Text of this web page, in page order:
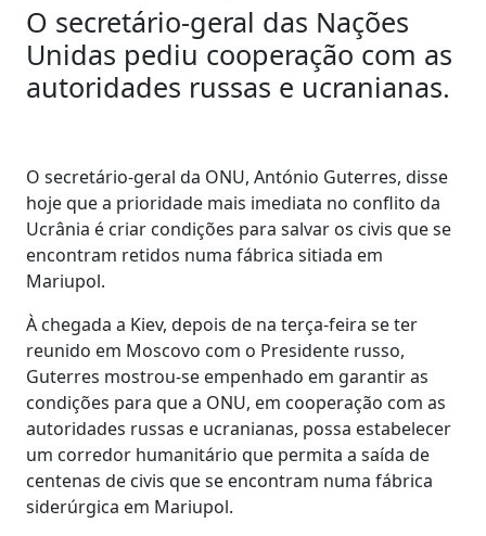
O secretário-geral das Nações
Unidas pediu cooperação com as
autoridades russas e ucranianas.
O secretário-geral da ONU, António Guterres, disse
hoje que a prioridade mais imediata no conflito da
Ucrânia é criar condições para salvar os civis que se
encontram retidos numa fábrica sitiada em
Mariupol.
À chegada a Kiev, depois de na terça-feira se ter
reunido em Moscovo com o Presidente russo,
Guterres mostrou-se empenhado em garantir as
condições para que a ONU, em cooperação com as
autoridades russas e ucranianas, possa estabelecer
um corredor humanitário que permita a saída de
centenas de civis que se encontram numa fábrica
siderúrgica em Mariupol.